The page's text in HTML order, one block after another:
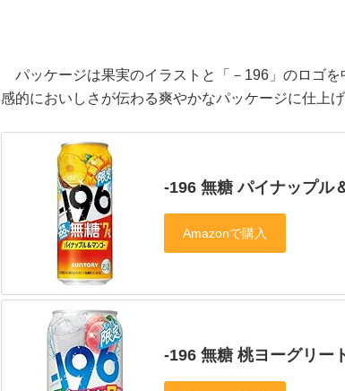
パッケージは果実のイラストと「－196」のロゴを
感的においしさが伝わる爽やかなパッケージに仕上げ
-196 無糖 パイナップル
-196 無糖 桃ヨーグリー